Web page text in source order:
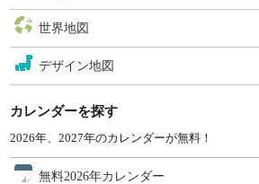
世界地図
デザイン地図
カレンダーを探す
2026年、2027年のカレンダーが無料！
無料2026年カレンダー